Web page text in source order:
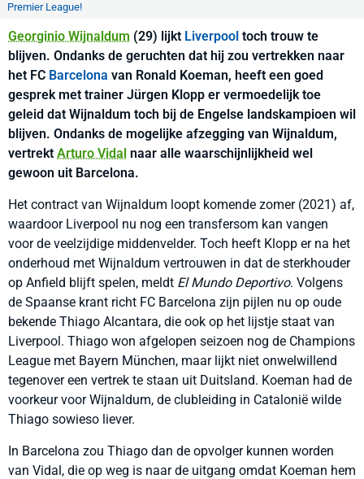
Premier League!
Georginio Wijnaldum (29) lijkt Liverpool toch trouw te
blijven. Ondanks de geruchten dat hij zou vertrekken naar
het FC Barcelona van Ronald Koeman, heeft een goed
gesprek met trainer Jürgen Klopp er vermoedelijk toe
geleid dat Wijnaldum toch bij de Engelse landskampioen wil
blijven. Ondanks de mogelijke afzegging van Wijnaldum,
vertrekt Arturo Vidal naar alle waarschijnlijkheid wel
gewoon uit Barcelona.
Het contract van Wijnaldum loopt komende zomer (2021) af,
waardoor Liverpool nu nog een transfersom kan vangen
voor de veelzijdige middenvelder. Toch heeft Klopp er na het
onderhoud met Wijnaldum vertrouwen in dat de sterkhouder
op Anfield blijft spelen, meldt ElMundo Deportivo. Volgens
de Spaanse krant richt FC Barcelona zijn pijlen nu op oude
bekende Thiago Alcantara, die ook op het lijstje staat van
Liverpool. Thiago won afgelopen seizoen nog de Champions
League met Bayern München, maar lijkt niet onwelwillend
tegenover een vertrek te staan uit Duitsland. Koeman had de
voorkeur voor Wijnaldum, de clubleiding in Catalonië wilde
Thiago sowieso liever.
In Barcelona zou Thiago dan de opvolger kunnen worden
van Vidal, die op weg is naar de uitgang omdat Koeman hem